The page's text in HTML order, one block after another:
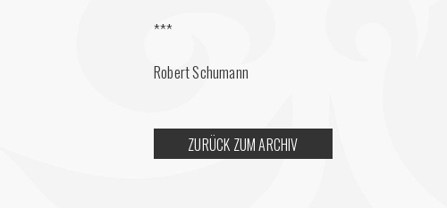
***
Robert Schumann
ZURÜCK ZUM ARCHIV